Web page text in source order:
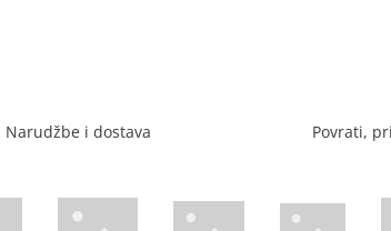
Narudžbe i dostava Povrati,
stranica
stranica Diners web stranicaTrustwave certificirano
Mastercard